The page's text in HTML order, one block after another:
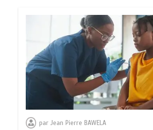
parJean Pierre BAWELA